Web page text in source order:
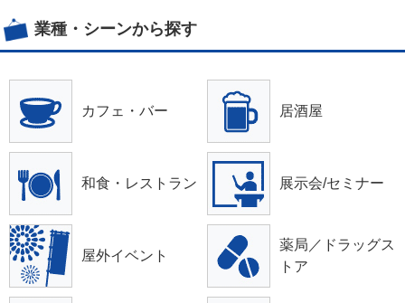
業種・シーンから探す
カフェ・バー 居酒屋
和食・レストラン 展示会/セミナー
屋外イベント
薬局／ドラッグス
トア